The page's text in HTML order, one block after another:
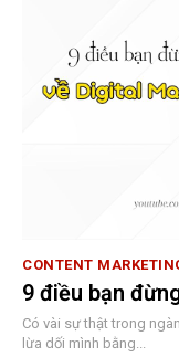
CONTENT
9 điều bạn
Có vài sự thật trong
lừa dối mình bằng...